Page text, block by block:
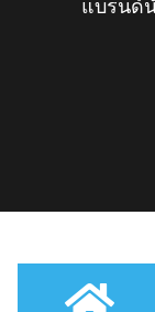
แบรนด์